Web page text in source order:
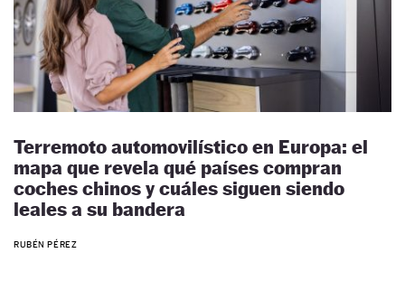
Terremoto automovilístico en Europa: el
mapa que revela qué países compran
coches chinos y cuáles siguen siendo
leales a su bandera
RUBÉN PÉREZ